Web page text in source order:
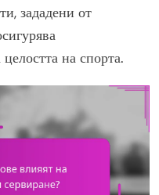
зададени от
на спорта.